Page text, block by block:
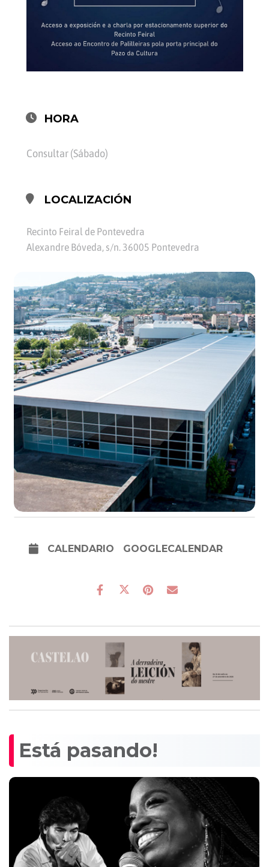
HORA
Consultar (Sábado)
LOCALIZACIÓN
Recinto Feiral de Pontevedra
Alexandre Bóveda, s/n. 36005 Pontevedra
CALENDARIO GOOGLECALENDAR
Está pasando!